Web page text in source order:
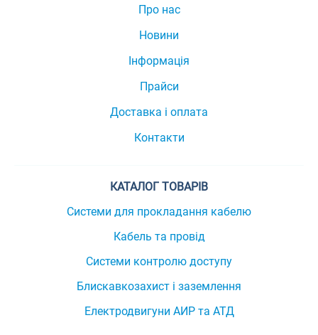
Про нас
Новини
Інформація
Прайси
Доставка і оплата
Контакти
КАТАЛОГ ТОВАРІВ
Системи для прокладання кабелю
Кабель та провід
Системи контролю доступу
Блискавкозахист і заземлення
Електродвигуни АИР та АТД